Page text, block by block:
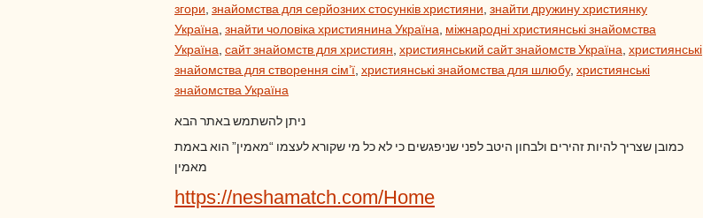
згори, знайомства для серйозних стосунків християни, знайти дружину християнку
Україна, знайти чоловіка християнина Україна, міжнародні християнські знайомства
Україна, сайт знайомств для християн, християнський сайт знайомств Україна, християнські
знайомства для створення сім’ї, християнські знайомства для шлюбу, християнські
знайомства Україна
ניתן להשתמש באתר הבא
כמובן שצריך להיות זהירים ולבחון היטב לפני שניפגשים כי לא כל מי שקורא לעצמו “מאמין” הוא באמת
מאמין
https://neshamatch.com/Home